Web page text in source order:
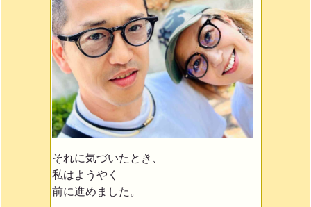
それに気づいたとき、
私はようやく
前に進めました。